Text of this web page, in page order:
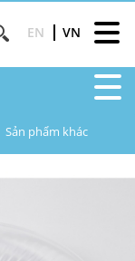
EN VN
Sản phẩm khác